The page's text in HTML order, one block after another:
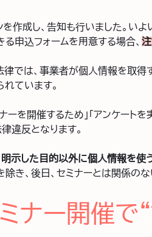
を作成し、告知も行いました。いよ
る申込フォームを用意する場合、 注
律では、事業者が個人情報を取得
れています。
ナーを開催するため」「アンケー
律違反となります。
明示した目的以外に個人情報を使
除き、後日、セミナーとは関係の
ナー開催